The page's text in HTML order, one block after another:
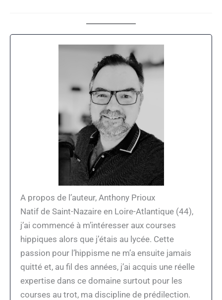
A propos de l’auteur, Anthony Prioux
Natif de Saint-Nazaire en Loire-Atlantique (44),
j’ai commencé à m’intéresser aux courses
hippiques alors que j’étais au lycée. Cette
passion pour l’hippisme ne m’a ensuite jamais
quitté et, au fil des années, j’ai acquis une réelle
expertise dans ce domaine surtout pour les
courses au trot, ma discipline de prédilection.